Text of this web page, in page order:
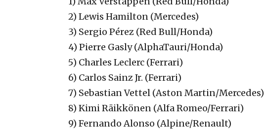
2) Lewis Hamilton (Mercedes)
3) Sergio Pérez (Red Bull/Honda)
4) Pierre Gasly (AlphaTauri/Honda)
5) Charles Leclerc (Ferrari)
6) Carlos Sainz Jr. (Ferrari)
7) Sebastian Vettel (Aston Martin/Mercedes)
8) Kimi Räikkönen (Alfa Romeo/Ferrari)
9) Fernando Alonso (Alpine/Renault)